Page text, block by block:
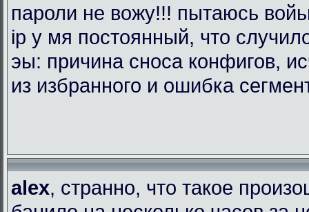
пароли не вожу!!! пытаюсь
ip у мя постоянный, что
эы: причина сноса конфигов,
из избранного и ошибка
alex, странно, что такое